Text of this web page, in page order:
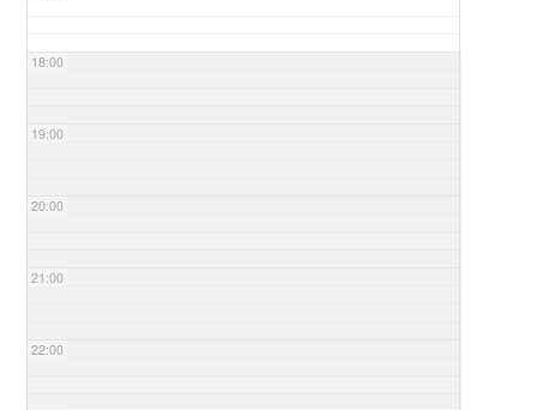
18:00
19:00
20:00
21:00
22:00